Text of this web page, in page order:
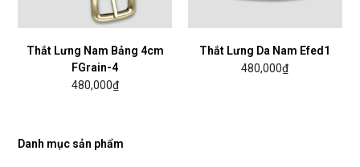
Thắt Lưng Nam Bảng 4cm
FGrain-4
480,000₫
Thắt Lưng Da Nam Efed1
480,000₫
Danh mục sản phẩm